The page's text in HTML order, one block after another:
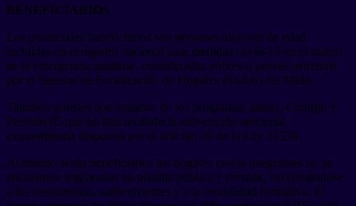
BENEFICIARIOS
Los potenciales beneficiarios son personas mayores de edad
incluidas en el registro nacional para medidas covid-19 en el marco
de la emergencia sanitaria, consideradas pobres o pobres extremos
por el Sistema de Focalización de Hogares (Sisfoh) del Midis.
También quienes son usuarios de los programas Juntos, Contigo y
Pensión 65 que no han recibido la subvención adicional
extraordinaria dispuesta por el artículo 20 de la Ley 31538.
Asimismo serán beneficiarios los hogares cuyos integrantes no se
encuentren registrados en planilla pública y privada, exceptuándose
a los pensionistas, sobrevivientes y a la modalidad formativa. El